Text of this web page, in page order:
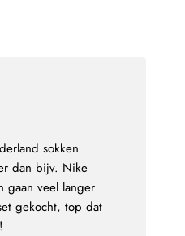
sokken
dan bijv. Nike
gaan veel langer
gekocht, top dat